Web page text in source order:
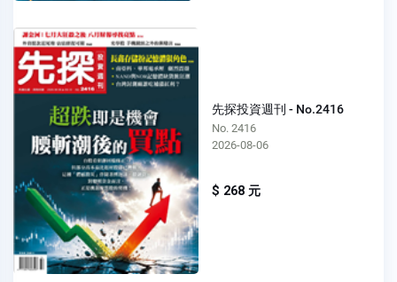
先探投資週刊 - No.2416
No. 2416
2026-08-06
$ 268 元